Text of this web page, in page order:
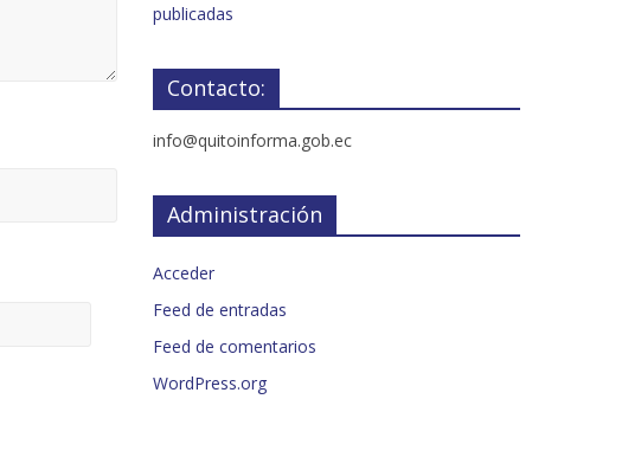
publicadas
Contacto:
info@quitoinforma.gob.ec
Administración
Acceder
Feed de entradas
Feed de comentarios
WordPress.org